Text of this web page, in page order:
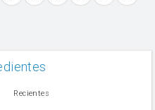
Recientes